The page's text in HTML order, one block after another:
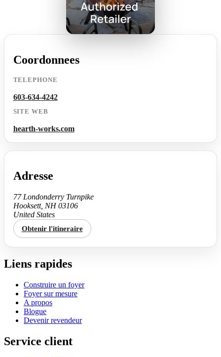
Coordonnees
TELEPHONE
603-634-4242
SITE WEB
hearth-works.com
Adresse
77 Londonderry Turnpike
Hooksett, NH 03106
United States
Obtenir l'itineraire
Liens rapides
Construire un foyer
Foyer sur mesure
A propos
Blogue
Devenir revendeur
Service client